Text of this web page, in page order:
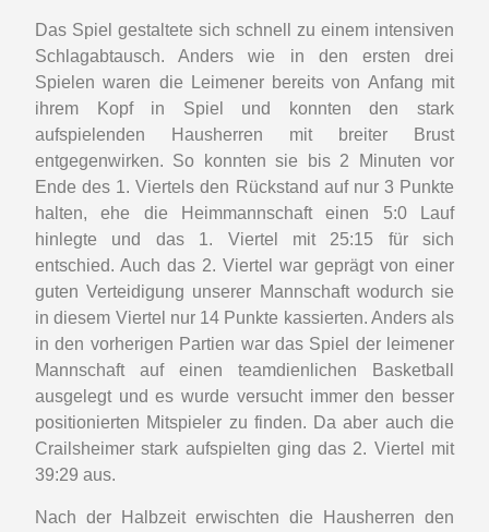
Das Spiel gestaltete sich schnell zu einem intensiven
Schlagabtausch. Anders wie in den ersten drei
Spielen waren die Leimener bereits von Anfang mit
ihrem Kopf in Spiel und konnten den stark
aufspielenden Hausherren mit breiter Brust
entgegenwirken. So konnten sie bis 2 Minuten vor
Ende des 1. Viertels den Rückstand auf nur 3 Punkte
halten, ehe die Heimmannschaft einen 5:0 Lauf
hinlegte und das 1. Viertel mit 25:15 für sich
entschied. Auch das 2. Viertel war geprägt von einer
guten Verteidigung unserer Mannschaft wodurch sie
in diesem Viertel nur 14 Punkte kassierten. Anders als
in den vorherigen Partien war das Spiel der leimener
Mannschaft auf einen teamdienlichen Basketball
ausgelegt und es wurde versucht immer den besser
positionierten Mitspieler zu finden. Da aber auch die
Crailsheimer stark aufspielten ging das 2. Viertel mit
39:29 aus.
Nach der Halbzeit erwischten die Hausherren den